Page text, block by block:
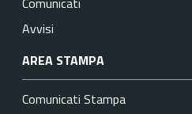
Avvisi
AREA STAMPA
Comunicati Stampa